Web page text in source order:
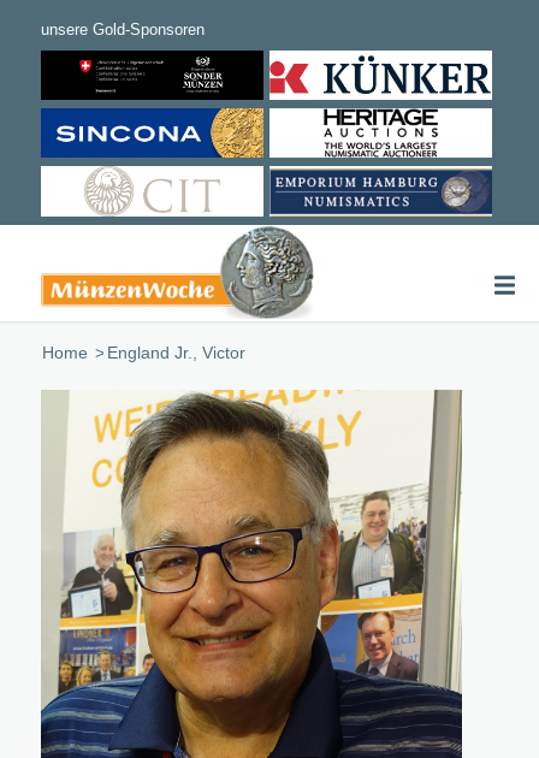
Home /England Jr., Victor